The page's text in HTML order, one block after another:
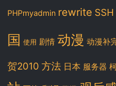
PHPmyadmin rewrite SSH
国 使用 剧情 动漫 动漫补
贺2010 方法 日本 服务器